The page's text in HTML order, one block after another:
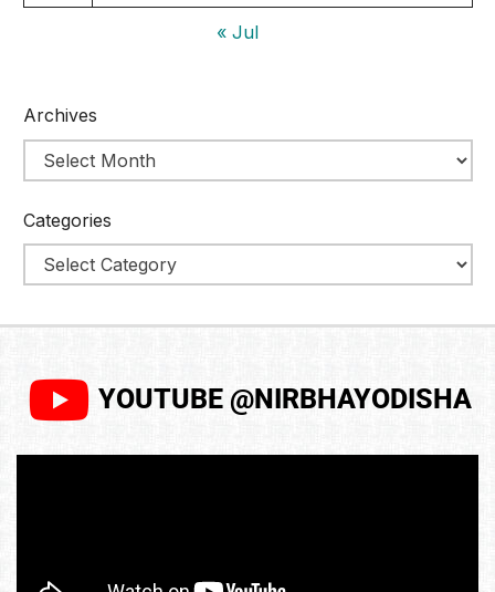
« Jul
Archives
Categories
YOUTUBE @NIRBHAYODISHA